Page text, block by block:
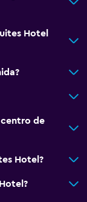
Hotel
centro de
Hotel?